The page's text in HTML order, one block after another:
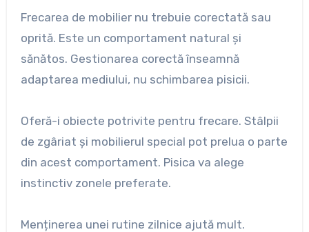
Frecarea de mobilier nu trebuie corectată sau
oprită. Este un comportament natural și
sănătos. Gestionarea corectă înseamnă
adaptarea mediului, nu schimbarea pisicii.
Oferă-i obiecte potrivite pentru frecare. Stâlpii
de zgâriat și mobilierul special pot prelua o parte
din acest comportament. Pisica va alege
instinctiv zonele preferate.
Menținerea unei rutine zilnice ajută mult.